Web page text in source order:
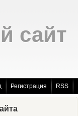
сайт
Регистрация RSS